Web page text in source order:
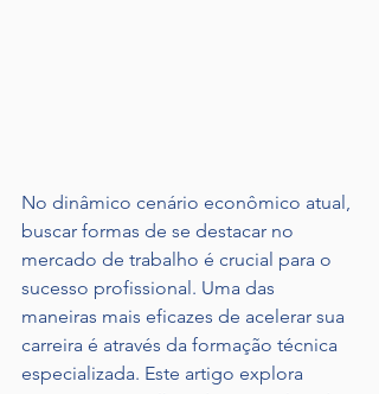
No dinâmico cenário econômico atual,
buscar formas de se destacar no
mercado de trabalho é crucial para o
sucesso profissional. Uma das
maneiras mais eficazes de acelerar sua
carreira é através da formação técnica
especializada. Este artigo explora